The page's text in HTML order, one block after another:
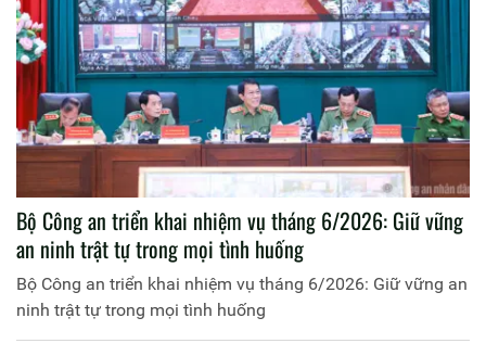
Bộ Công an triển khai nhiệm vụ tháng 6/2026: Giữ vững
an ninh trật tự trong mọi tình huống
Bộ Công an triển khai nhiệm vụ tháng 6/2026: Giữ vững an
ninh trật tự trong mọi tình huống